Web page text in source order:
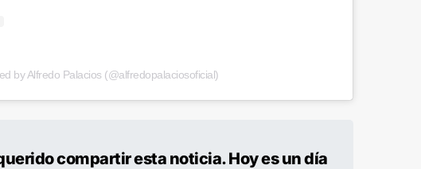
by Alfredo Palacios (@alfredopalaciosoficial)
compartir esta noticia. Hoy es un día